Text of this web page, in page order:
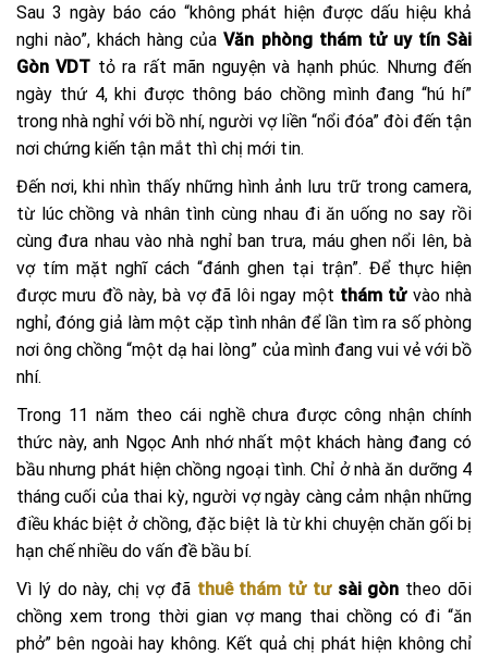
Sau 3 ngày báo cáo “không phát hiện được dấu hiệu khả
nghi nào”, khách hàng củaVăn phòng thám tử uy tín Sài
Gòn VDT tỏ ra rất mãn nguyện và hạnh phúc. Nhưng đến
ngày thứ 4, khi được thông báo chồng mình đang “hú hí”
trong nhà nghỉ với bồ nhí, người vợ liền “nổi đóa” đòi đến tận
nơi chứng kiến tận mắt thì chị mới tin.
Đến nơi, khi nhìn thấy những hình ảnh lưu trữ trong camera,
từ lúc chồng và nhân tình cùng nhau đi ăn uống no say rồi
cùng đưa nhau vào nhà nghỉ ban trưa, máu ghen nổi lên, bà
vợ tím mặt nghĩ cách “đánh ghen tại trận”. Để thực hiện
được mưu đồ này, bà vợ đã lôi ngay một thám tửvào nhà
nghỉ, đóng giả làm một cặp tình nhân để lần tìm ra số phòng
nơi ông chồng “một dạ hai lòng” của mình đang vui vẻ với bồ
nhí.
Trong 11 năm theo cái nghề chưa được công nhận chính
thức này, anh Ngọc Anh nhớ nhất một khách hàng đang có
bầu nhưng phát hiện chồng ngoại tình. Chỉ ở nhà ăn dưỡng 4
tháng cuối của thai kỳ, người vợ ngày càng cảm nhận những
điều khác biệt ở chồng, đặc biệt là từ khi chuyện chăn gối bị
hạn chế nhiều do vấn đề bầu bí.
Vì lý do này, chị vợ đã thuê thám tử tưsài gòn theo dõi
chồng xem trong thời gian vợ mang thai chồng có đi “ăn
phở” bên ngoài hay không. Kết quả chị phát hiện không chỉ